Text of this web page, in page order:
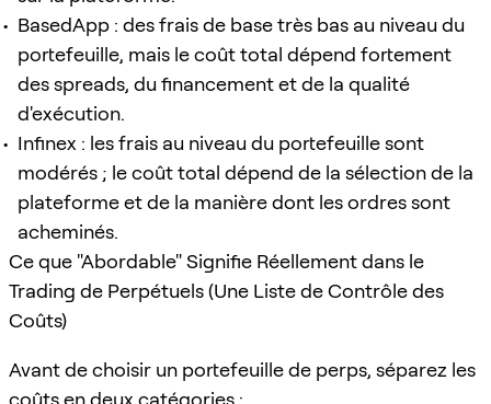
BasedApp : des frais de base très bas au niveau du
portefeuille, mais le coût total dépend fortement
des spreads, du financement et de la qualité
d'exécution.
Infinex : les frais au niveau du portefeuille sont
modérés ; le coût total dépend de la sélection de la
plateforme et de la manière dont les ordres sont
acheminés.
Ce que "Abordable" Signifie Réellement dans le
Trading de Perpétuels (Une Liste de Contrôle des
Coûts)
Avant de choisir un portefeuille de perps, séparez les
coûts en deux catégories :